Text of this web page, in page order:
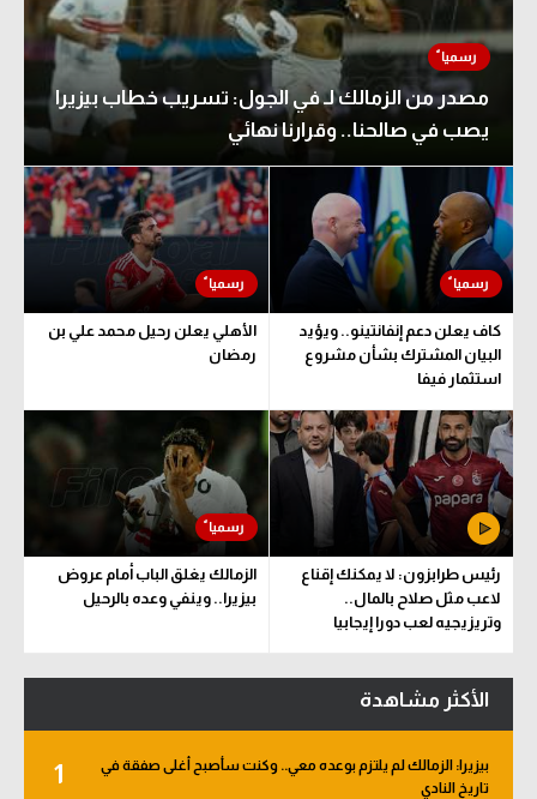
مصدر من الزمالك لـ في الجول: تسريب خطاب بيزيرا
يصب في صالحنا.. وقرارنا نهائي
كاف يعلن دعم إنفانتينو.. ويؤيد
البيان المشترك بشأن مشروع
استثمار فيفا
الأهلي يعلن رحيل محمد علي بن
رمضان
رئيس طرابزون: لا يمكنك إقناع
لاعب مثل صلاح بالمال..
وتريزيجيه لعب دورا إيجابيا
الزمالك يغلق الباب أمام عروض
بيزيرا.. وينفي وعده بالرحيل
الأكثر مشاهدة
1
بيزيرا: الزمالك لم يلتزم بوعده معي.. وكنت سأصبح أغلى صفقة في
تاريخ النادي